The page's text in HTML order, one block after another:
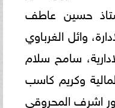
حسين عاطف
وائل الغرباوي
سامح سلام
وكريم كاسب
اشرف المحروقي